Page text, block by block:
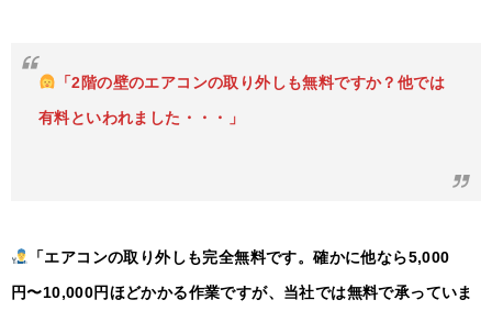
「2階の壁のエアコンの取り外しも無料ですか？他では
有料といわれました・・・」
「エアコンの取り外しも完全無料です。確かに他なら5,000
円〜10,000円ほどかかる作業ですが、当社では無料で承っていま